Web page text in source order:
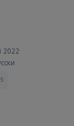
2022